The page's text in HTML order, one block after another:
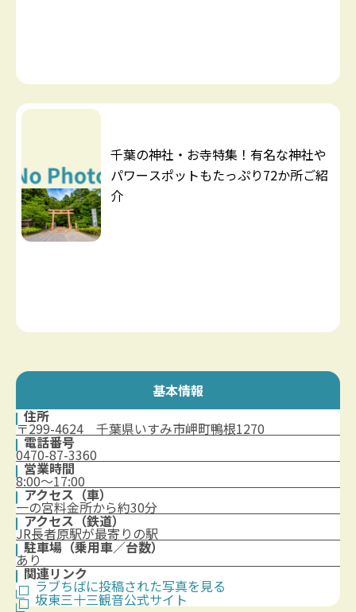
千葉の神社・お寺特集！有名な神社や
パワースポットもたっぷり72か所ご紹
介
基本情報
住所
〒299-4624 千葉県いすみ市岬町鴨根1270
電話番号
0470-87-3360
営業時間
8:00～17:00
アクセス（車）
一の宮料金所から約30分
アクセス（鉄道）
JR長者原駅が最寄りの駅
駐車場（乗用車／台数）
あり
関連リンク
ラブちばに投稿された写真を見る
坂東三十三観音公式サイト